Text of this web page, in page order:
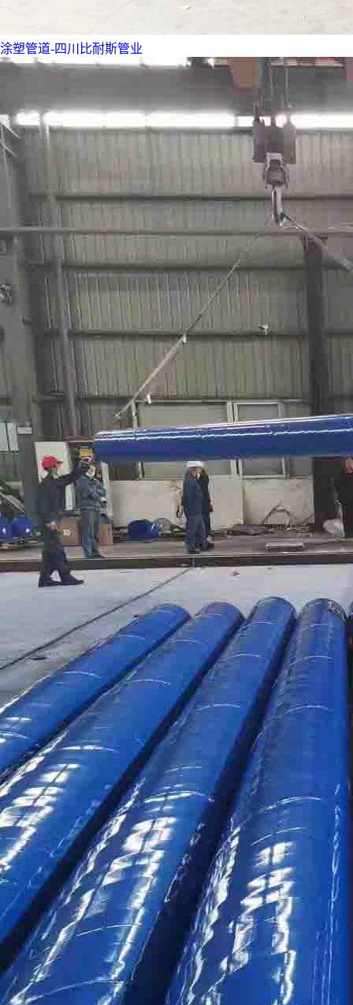
涂塑管道-四川比耐斯管业